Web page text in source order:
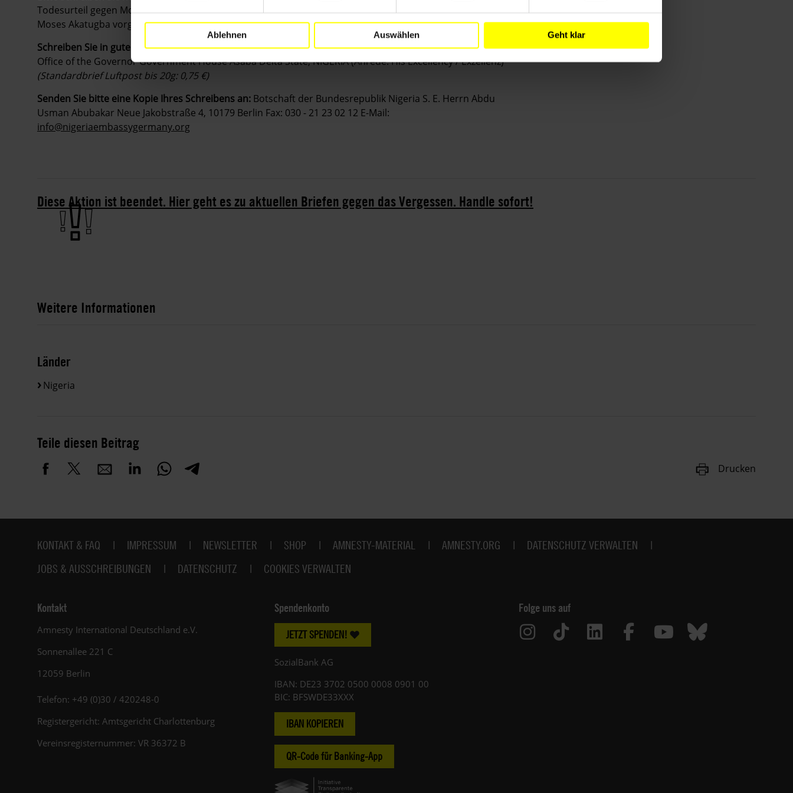
Ablehnen Auswählen Geht klar
Todesurteil gegen Moses Akatugba aufzuheben und sofort unabhängige Ermittlungen wegen der von
Moses Akatugba vorgebrachten Foltervorwürfe einzuleiten.
Schreiben Sie in gutem Englisch oder auf Deutsch an:Dr. Emmanuel Uduaghan Governor of Delta State
Office of the Governor Government House Asaba Delta State, NIGERIA (Anrede: His Excellency / Exzellenz)
(Standardbrief Luftpost bis 20g: 0,75 €)
Senden Sie bitte eine Kopie Ihres Schreibens an: Botschaft der Bundesrepublik Nigeria S. E. Herrn Abdu
Usman Abubakar Neue Jakobstraße 4, 10179 Berlin Fax: 030 - 21 23 02 12 E-Mail:
info@nigeriaembassygermany.org
Diese Aktion ist beendet. Hier geht es zu aktuellen Briefen gegen das Vergessen. Handle sofort!
Weitere Informationen
Länder
Nigeria
Teile diesen Beitrag
Drucken
Fußbereich
KONTAKT & FAQ IMPRESSUM NEWSLETTER SHOP AMNESTY-MATERIAL AMNESTY.ORG
DATENSCHUTZ VERWALTEN
JOBS & AUSSCHREIBUNGEN
DATENSCHUTZ COOKIES VERWALTEN
Kontakt
Amnesty International Deutschland e.V.
Sonnenallee 221 C
12059 Berlin
Telefon: +49 (0)30 / 420248-0
Registergericht: Amtsgericht Charlottenburg
Vereinsregisternummer: VR 36372 B
Spendenkonto
JETZT SPENDEN!
SozialBank AG
IBAN: DE23 3702 0500 0008 0901 00
BIC: BFSWDE33XXX
IBAN KOPIEREN
QR-Code für Banking-App
Folge uns auf